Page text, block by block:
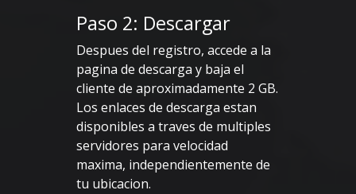
Paso 2: Descargar
Despues del registro, accede a la
pagina de descarga y baja el
cliente de aproximadamente 2 GB.
Los enlaces de descarga estan
disponibles a traves de multiples
servidores para velocidad
maxima, independientemente de
tu ubicacion.